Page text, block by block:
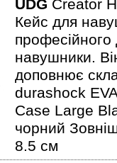
UDG Creator
Кейс для
професійного
навушники.
доповнює
durashock
Case Large
чорний
8.5 см